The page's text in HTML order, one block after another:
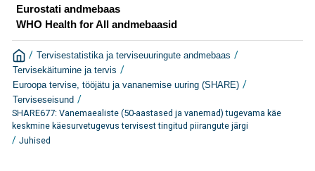
Eurostati andmebaas
WHO Health for All andmebaasid
/ Tervisestatistika ja terviseuuringute andmebaas /
Tervisekäitumine ja tervis /
Euroopa tervise, tööjätu ja vananemise uuring (SHARE) /
Terviseseisund /
SHARE677: Vanemaealiste (50-aastased ja vanemad) tugevama käe
keskmine käesurvetugevus tervisest tingitud piirangute järgi
/ Juhised